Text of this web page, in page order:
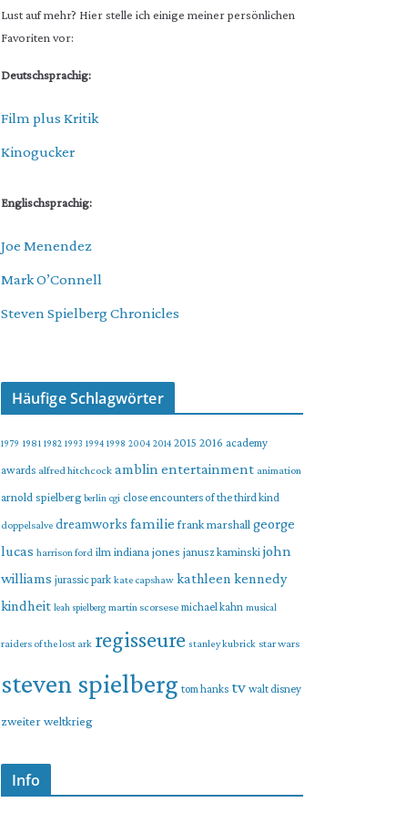
Lust auf mehr? Hier stelle ich einige meiner persönlichen
Favoriten vor:
Deutschsprachig:
Film plus Kritik
Kinogucker
Englischsprachig:
Joe Menendez
Mark O’Connell
Steven Spielberg Chronicles
Häufige Schlagwörter
1979 1981 1982 1993 1994 1998 2004 2014 2015 2016 academy
awards alfred hitchcock amblin entertainment animation
arnold spielberg berlin cgi close encounters of the third kind
doppelsalve dreamworks familie frank marshall george
lucas harrison ford ilm indiana jones janusz kaminski john
williams jurassic park kate capshaw kathleen kennedy
kindheit leah spielberg martin scorsese michael kahn musical
raiders of the lost ark regisseure stanley kubrick star wars
steven spielberg tom hanks tv walt disney
zweiter weltkrieg
Info